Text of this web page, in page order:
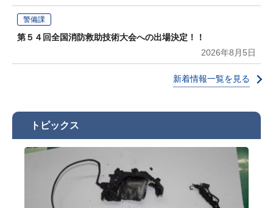
警備課
第５４回全国消防救助技術大会への出場決定！！
2026年8月5日
新着情報一覧を見る
トピックス